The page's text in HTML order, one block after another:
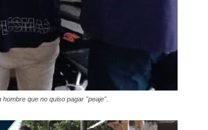
que no quiso pagar "peaje".